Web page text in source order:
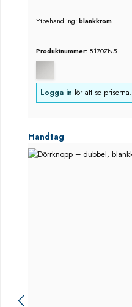
Ytbehandling:blankkrom
Produktnummer: 8170ZN5
Logga in för att se priserna.
Hoppa över produktgalleri
Handtag